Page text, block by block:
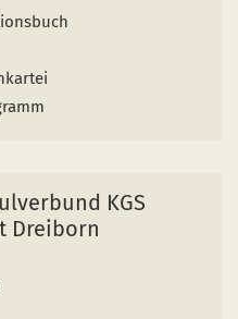
Platz für heimische
Familien
Eifel
KGS
Dreiborn